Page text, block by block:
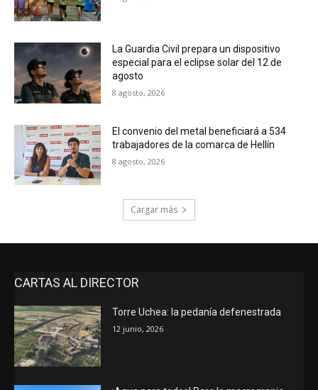
La Guardia Civil prepara un dispositivo
especial para el eclipse solar del 12 de
agosto
8 agosto, 2026
El convenio del metal beneficiará a 534
trabajadores de la comarca de Hellín
8 agosto, 2026
Cargar más
CARTAS AL DIRECTOR
Torre Uchea: la pedanía defenestrada
12 junio, 2026